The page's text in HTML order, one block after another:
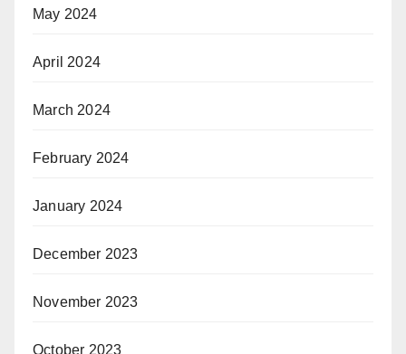
May 2024
April 2024
March 2024
February 2024
January 2024
December 2023
November 2023
October 2023